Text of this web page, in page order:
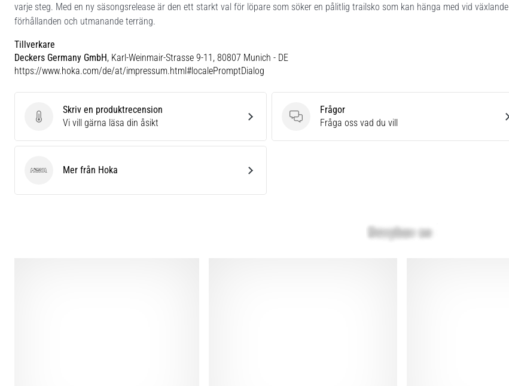
varje steg. Med en ny säsongsrelease är den ett starkt val för löpare som söker en pålitlig trailsko som kan hänga med vid växlande
förhållanden och utmanande terräng.
Tillverkare
Deckers Germany GmbH, Karl-Weinmair-Strasse 9-11, 80807 Munich - DE
https://www.hoka.com/de/at/impressum.html#localePromptDialog
Skriv en produktrecension
Skriv en produktrecension
Vi vill gärna läsa din åsikt
Frågor
Frågor
Fråga oss vad du vill
Hoka Mer från Hoka